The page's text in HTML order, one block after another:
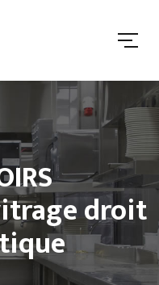
droit